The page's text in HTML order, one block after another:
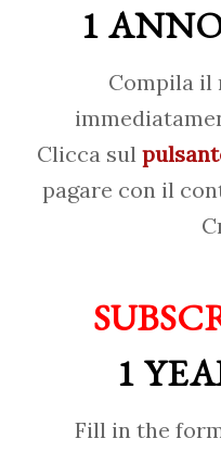
1
Compila il
Clicca sul
pagare con il
1
Fill in the